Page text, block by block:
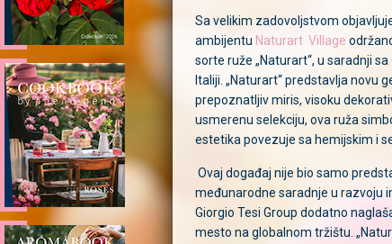
Sa velikim zadovoljstvom
ambijentu Naturart Village
sorte ruže „Naturart“, u saradnji sa
Italiji. „Naturart“ predstavlja novu
prepoznatljiv miris, visoku
usmerenu selekciju, ova ruža
estetika povezuje sa hemijskim i
Ovaj događaj nije bio samo
međunarodne saradnje u razvoju
Giorgio Tesi Group dodatno
mesto na globalnom tržištu.